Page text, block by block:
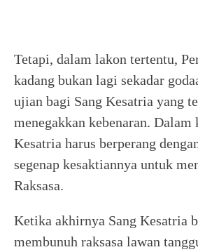
Tetapi, dalam lakon tertentu,
kadang bukan lagi sekadar
ujian bagi Sang Kesatria yang
menegakkan kebenaran. Dalam
Kesatria harus berperang
segenap kesaktiannya untuk
Raksasa.
Ketika akhirnya Sang Kesatria
membunuh raksasa lawan